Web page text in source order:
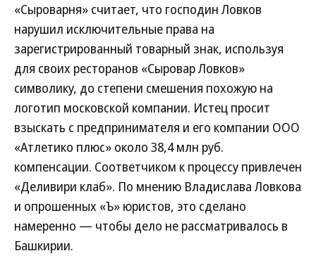
«Сыроварня» считает, что господин Ловков
нарушил исключительные права на
зарегистрированный товарный знак, используя
для своих ресторанов «Сыровар Ловков»
символику, до степени смешения похожую на
логотип московской компании. Истец просит
взыскать с предпринимателя и его компании ООО
«Атлетико плюс» около 38,4 млн руб.
компенсации. Соответчиком к процессу привлечен
«Деливири клаб». По мнению Владислава Ловкова
и опрошенных «Ъ» юристов, это сделано
намеренно — чтобы дело не рассматривалось в
Башкирии.